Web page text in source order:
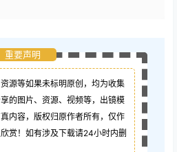
重要声明
源等如果未标明原创，均为收集
的图片、资源、视频等，出镜模
内容，版权归原作者所有，仅作
赏！如有涉及下载请24小时内删